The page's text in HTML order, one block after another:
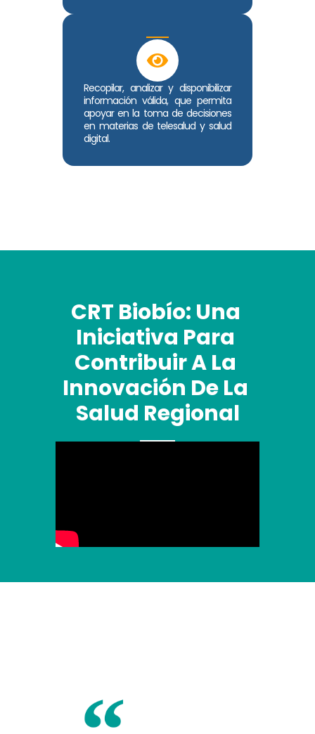
Recopilar, analizar y disponibilizar
información válida, que permita
apoyar en la toma de decisiones
en materias de telesalud y salud
digital.
CRT Biobío: Una
Iniciativa Para
Contribuir A La
Innovación De La
Salud Regional